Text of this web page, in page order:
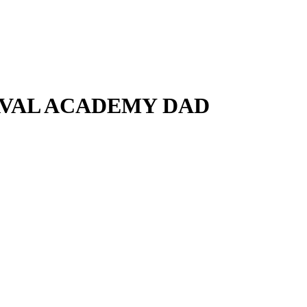
ACADEMY DAD